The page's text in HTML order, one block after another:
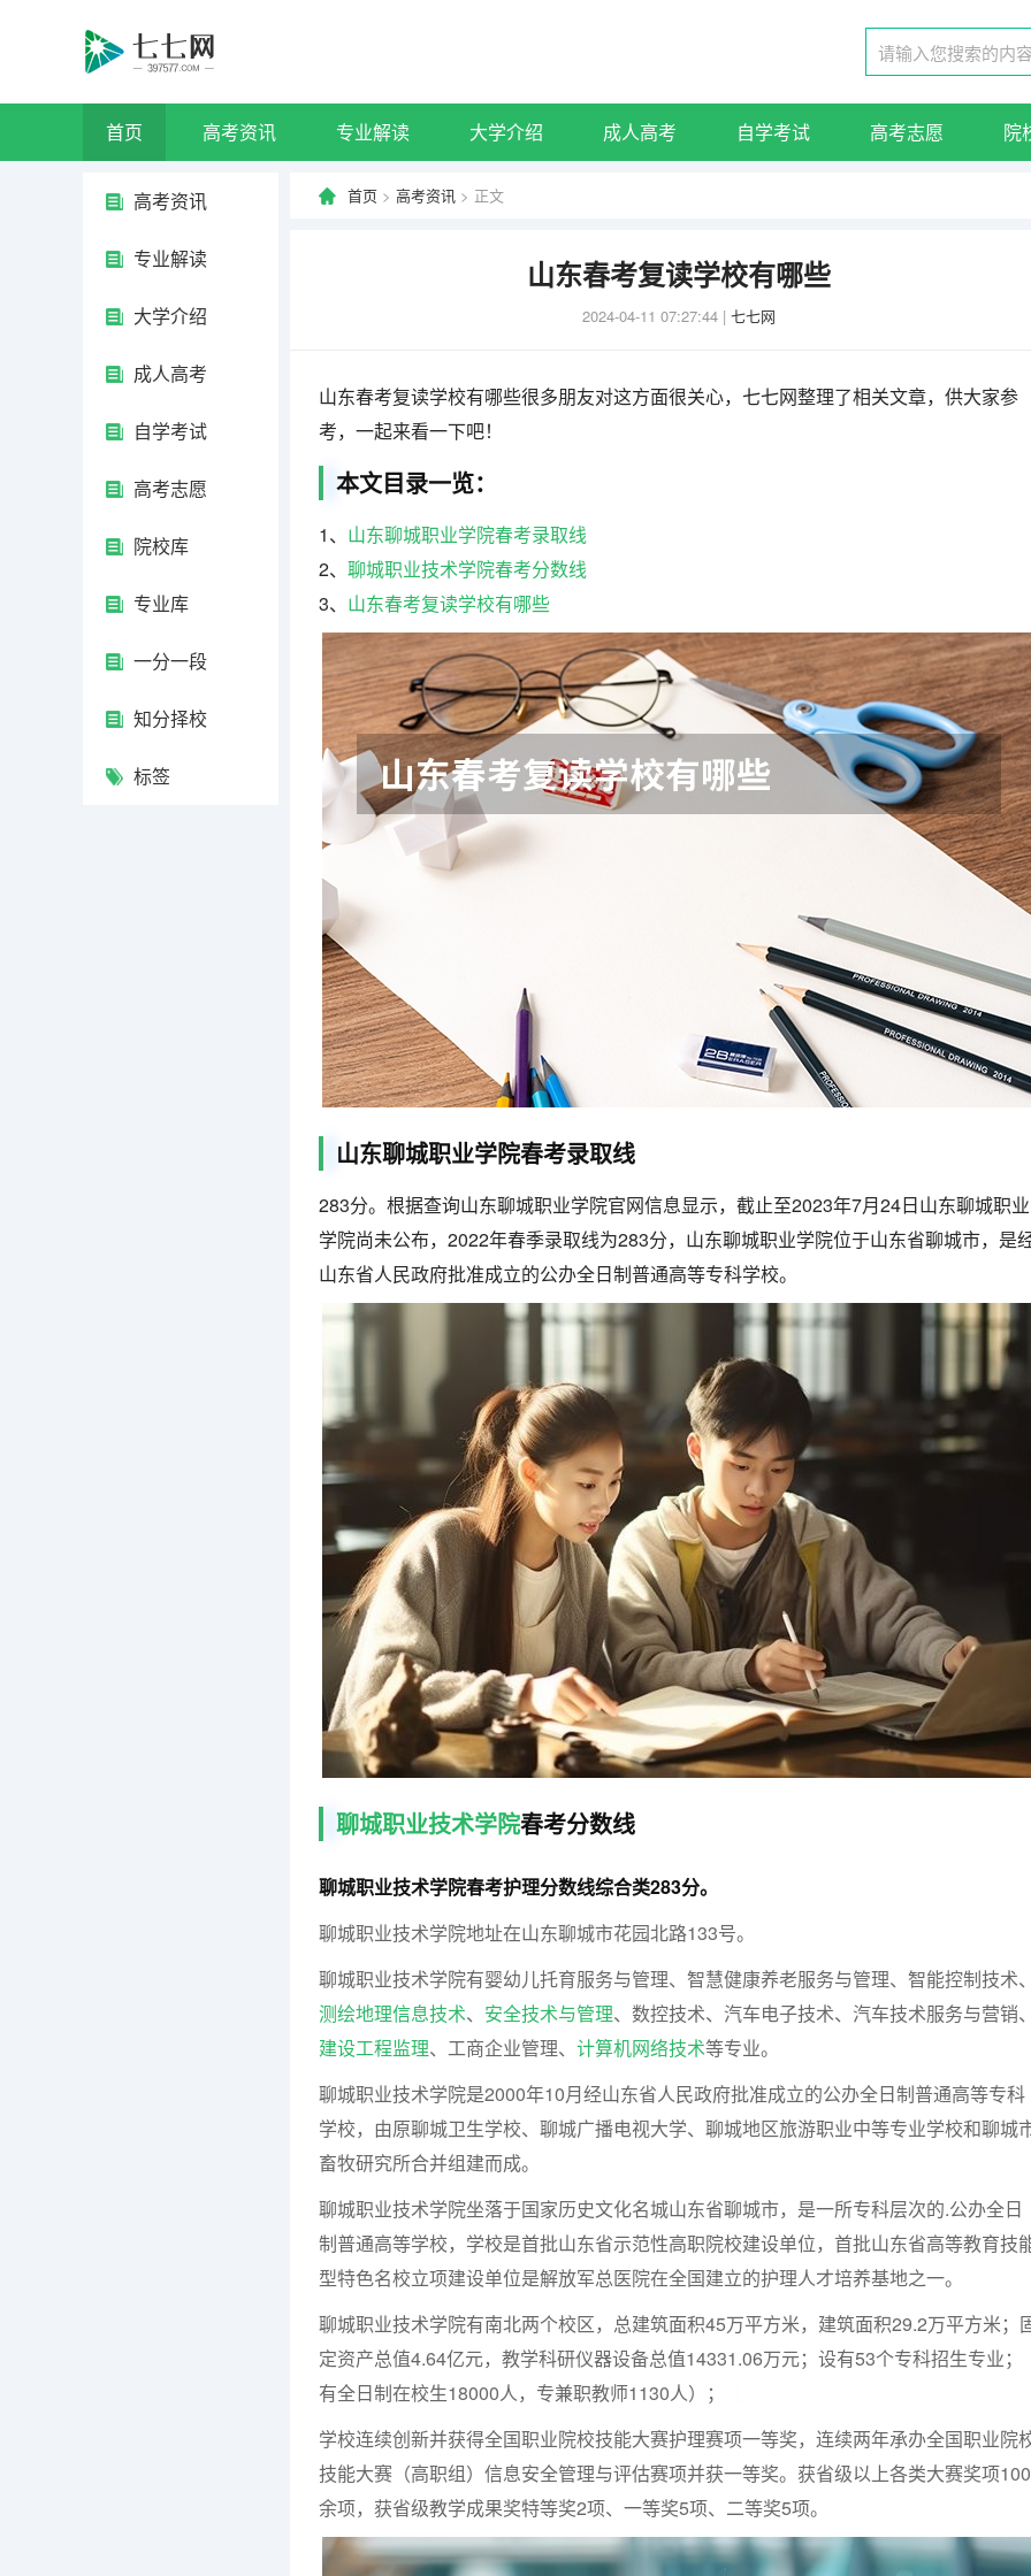
首页 高考资讯 专业解读 大学介绍 成人高考 自学考试 高考志愿 院
高考资讯
专业解读
大学介绍
成人高考
自学考试
高考志愿
院校库
专业库
一分一段
知分择校
标签
首页 > 高考资讯 > 正文
山东春考复读学校有哪些
2024-04-11 07:27:44 | 七七网
山东春考复读学校有哪些很多朋友对这方面很关心，七七网整理了相关文章，供大家参
考，一起来看一下吧！
本文目录一览：
1、 山东聊城职业学院春考录取线
2、 聊城职业技术学院春考分数线
3、 山东春考复读学校有哪些
山东聊城职业学院春考录取线
283分。根据查询山东聊城职业学院官网信息显示，截止至2023年7月24日山东聊城职业
学院尚未公布，2022年春季录取线为283分，山东聊城职业学院位于山东省聊城市，是
山东省人民政府批准成立的公办全日制普通高等专科学校。
聊城职业技术学院春考分数线
聊城职业技术学院春考护理分数线综合类283分。
聊城职业技术学院地址在山东聊城市花园北路133号。
聊城职业技术学院有婴幼儿托育服务与管理、智慧健康养老服务与管理、智能控制技术
测绘地理信息技术、 安全技术与管理、数控技术、汽车电子技术、汽车技术服务与营销
建设工程监理、工商企业管理、 计算机网络技术等专业。
聊城职业技术学院是2000年10月经山东省人民政府批准成立的公办全日制普通高等专科
学校，由原聊城卫生学校、聊城广播电视大学、聊城地区旅游职业中等专业学校和聊城
畜牧研究所合并组建而成。
聊城职业技术学院坐落于国家历史文化名城山东省聊城市，是一所专科层次的.公办全日
制普通高等学校，学校是首批山东省示范性高职院校建设单位，首批山东省高等教育技
型特色名校立项建设单位是解放军总医院在全国建立的护理人才培养基地之一。
聊城职业技术学院有南北两个校区，总建筑面积45万平方米，建筑面积29.2万平方米；
定资产总值4.64亿元，教学科研仪器设备总值14331.06万元；设有53个专科招生专业；
有全日制在校生18000人，专兼职教师1130人）；
学校连续创新并获得全国职业院校技能大赛护理赛项一等奖，连续两年承办全国职业院
技能大赛（高职组）信息安全管理与评估赛项并获一等奖。获省级以上各类大赛奖项100
余项，获省级教学成果奖特等奖2项、一等奖5项、二等奖5项。